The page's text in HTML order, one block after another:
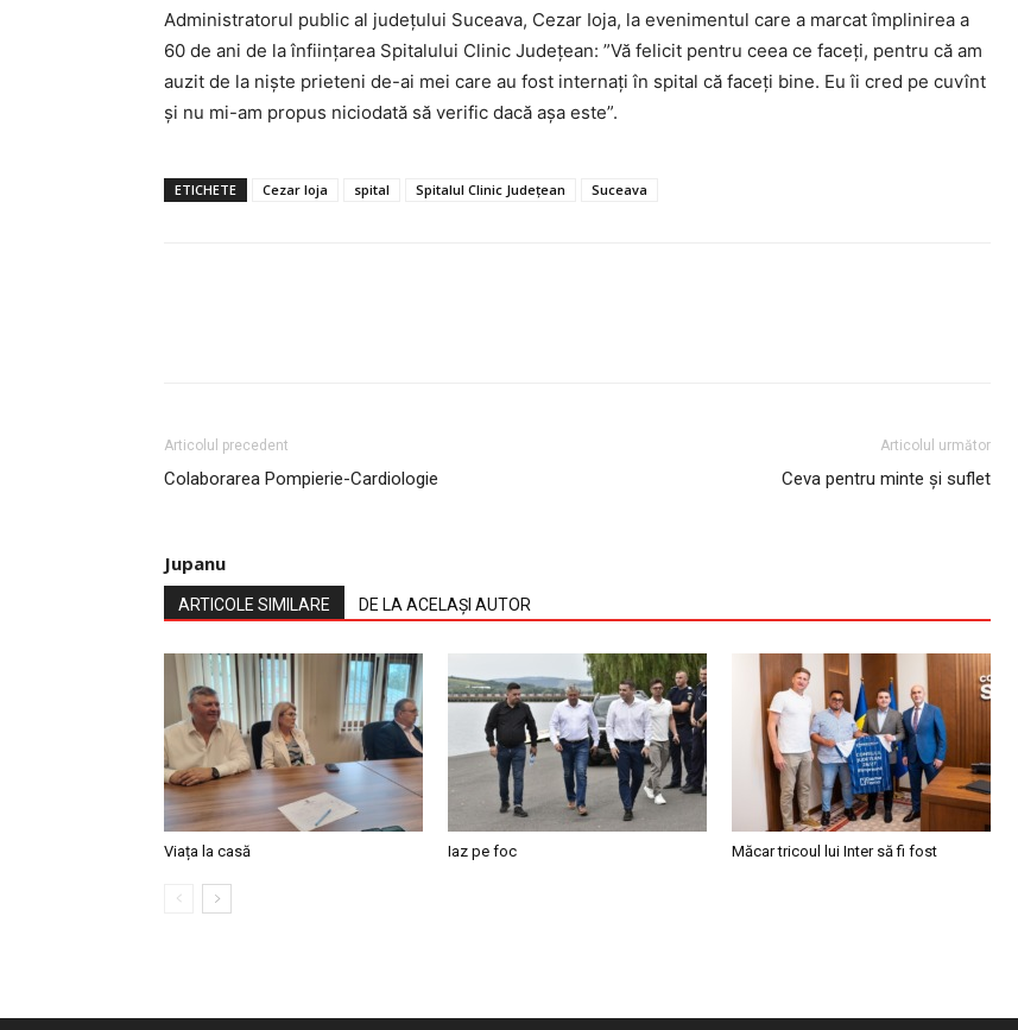
Administratorul public al județului Suceava, Cezar Ioja, la evenimentul care a marcat împlinirea a
60 de ani de la înființarea Spitalului Clinic Județean: ”Vă felicit pentru ceea ce faceți, pentru că am
auzit de la niște prieteni de-ai mei care au fost internați în spital că faceți bine. Eu îi cred pe cuvînt
și nu mi-am propus niciodată să verific dacă așa este”.
ETICHETE Cezar Ioja spital Spitalul Clinic Județean Suceava
Articolul precedent
Colaborarea Pompierie-Cardiologie
Articolul următor
Ceva pentru minte și suflet
Jupanu
ARTICOLE SIMILARE DE LA ACELAȘI AUTOR
Viața la casă Iaz pe foc Măcar tricoul lui Inter să fi fost